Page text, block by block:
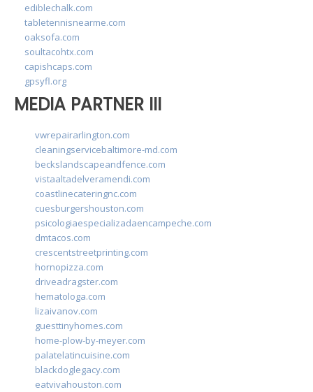
ediblechalk.com
tabletennisnearme.com
oaksofa.com
soultacohtx.com
capishcaps.com
gpsyfl.org
MEDIA PARTNER III
vwrepairarlington.com
cleaningservicebaltimore-md.com
beckslandscapeandfence.com
vistaaltadelveramendi.com
coastlinecateringnc.com
cuesburgershouston.com
psicologiaespecializadaencampeche.com
dmtacos.com
crescentstreetprinting.com
hornopizza.com
driveadragster.com
hematologa.com
lizaivanov.com
guesttinyhomes.com
home-plow-by-meyer.com
palatelatincuisine.com
blackdoglegacy.com
eatvivahouston.com